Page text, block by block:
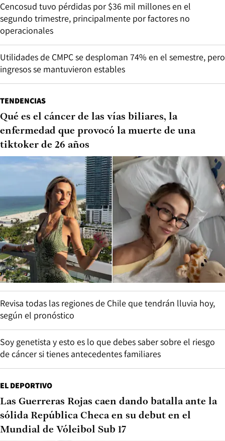
Cencosud tuvo pérdidas por $36 mil millones en el
segundo trimestre, principalmente por factores no
operacionales
Utilidades de CMPC se desploman 74% en el semestre, pero
ingresos se mantuvieron estables
TENDENCIAS
Qué es el cáncer de las vías biliares, la
enfermedad que provocó la muerte de una
tiktoker de 26 años
Revisa todas las regiones de Chile que tendrán lluvia hoy,
según el pronóstico
Soy genetista y esto es lo que debes saber sobre el riesgo
de cáncer si tienes antecedentes familiares
EL DEPORTIVO
Las Guerreras Rojas caen dando batalla ante la
sólida República Checa en su debut en el
Mundial de Vóleibol Sub 17